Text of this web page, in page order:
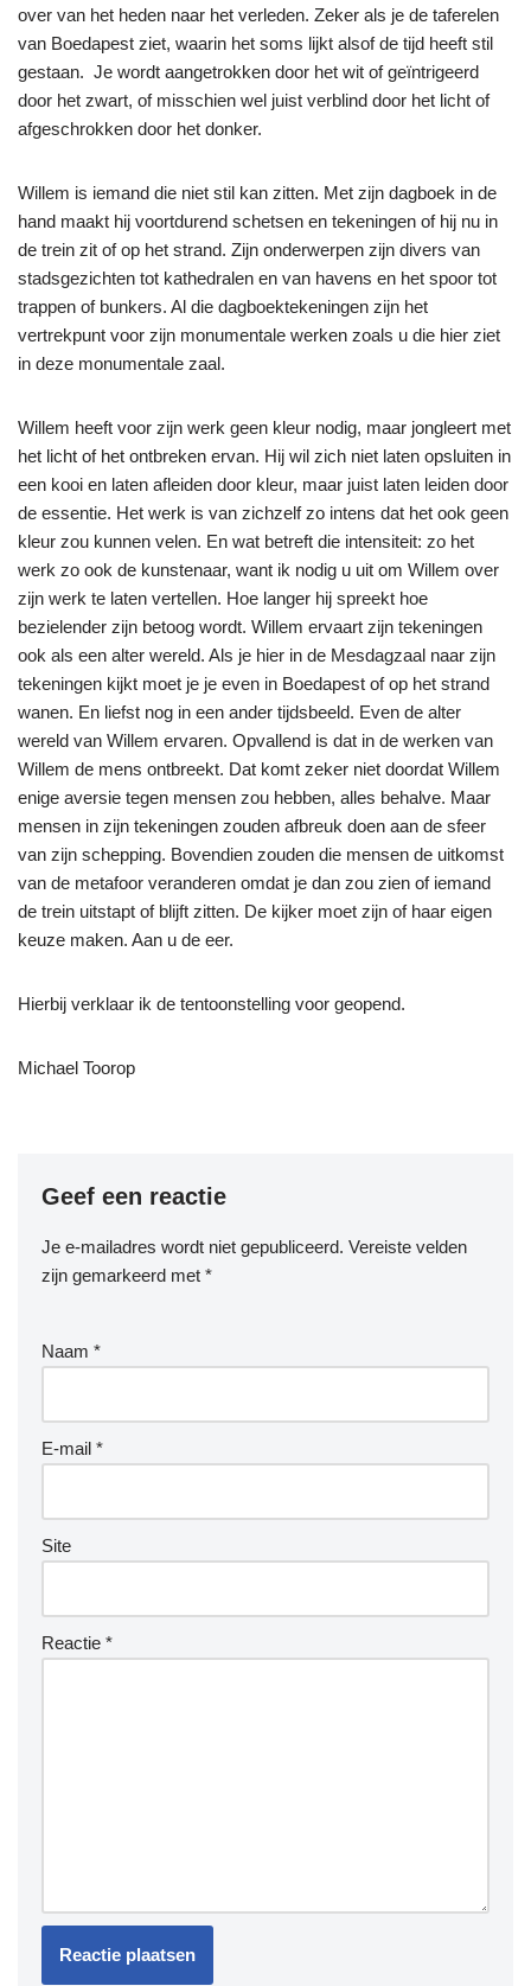
over van het heden naar het verleden. Zeker als je de taferelen
van Boedapest ziet, waarin het soms lijkt alsof de tijd heeft stil
gestaan. Je wordt aangetrokken door het wit of geïntrigeerd
door het zwart, of misschien wel juist verblind door het licht of
afgeschrokken door het donker.
Willem is iemand die niet stil kan zitten. Met zijn dagboek in de
hand maakt hij voortdurend schetsen en tekeningen of hij nu in
de trein zit of op het strand. Zijn onderwerpen zijn divers van
stadsgezichten tot kathedralen en van havens en het spoor tot
trappen of bunkers. Al die dagboektekeningen zijn het
vertrekpunt voor zijn monumentale werken zoals u die hier ziet
in deze monumentale zaal.
Willem heeft voor zijn werk geen kleur nodig, maar jongleert met
het licht of het ontbreken ervan. Hij wil zich niet laten opsluiten in
een kooi en laten afleiden door kleur, maar juist laten leiden door
de essentie. Het werk is van zichzelf zo intens dat het ook geen
kleur zou kunnen velen. En wat betreft die intensiteit: zo het
werk zo ook de kunstenaar, want ik nodig u uit om Willem over
zijn werk te laten vertellen. Hoe langer hij spreekt hoe
bezielender zijn betoog wordt. Willem ervaart zijn tekeningen
ook als een alter wereld. Als je hier in de Mesdagzaal naar zijn
tekeningen kijkt moet je je even in Boedapest of op het strand
wanen. En liefst nog in een ander tijdsbeeld. Even de alter
wereld van Willem ervaren. Opvallend is dat in de werken van
Willem de mens ontbreekt. Dat komt zeker niet doordat Willem
enige aversie tegen mensen zou hebben, alles behalve. Maar
mensen in zijn tekeningen zouden afbreuk doen aan de sfeer
van zijn schepping. Bovendien zouden die mensen de uitkomst
van de metafoor veranderen omdat je dan zou zien of iemand
de trein uitstapt of blijft zitten. De kijker moet zijn of haar eigen
keuze maken. Aan u de eer.
Hierbij verklaar ik de tentoonstelling voor geopend.
Michael Toorop
Geef een reactie
Je e-mailadres wordt niet gepubliceerd. Vereiste velden
zijn gemarkeerd met *
Naam *
E-mail *
Site
Reactie *